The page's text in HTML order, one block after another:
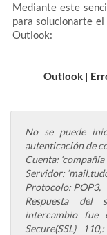
Mediante este
para solucionarte
Outlook:
Outlook |
No se puede
autenticación de
Cuenta:
Servidor:
Protocolo: POP3,
Respuesta del
intercambio fue
Secure(SSL)